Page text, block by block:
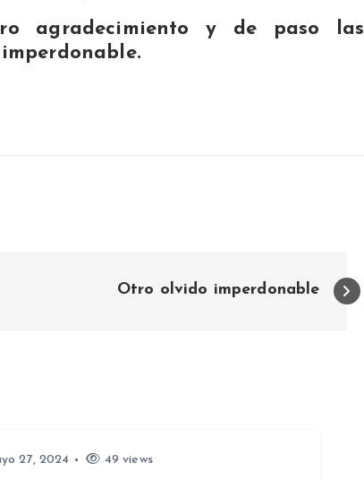
agradecimiento y de paso las
Otro olvido imperdonable
27, 2024 49 views